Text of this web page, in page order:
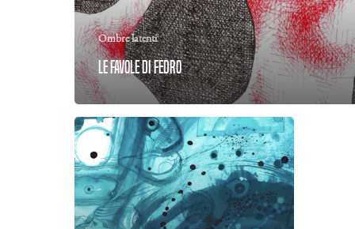
Ombre latenti
Le favole di Fedro